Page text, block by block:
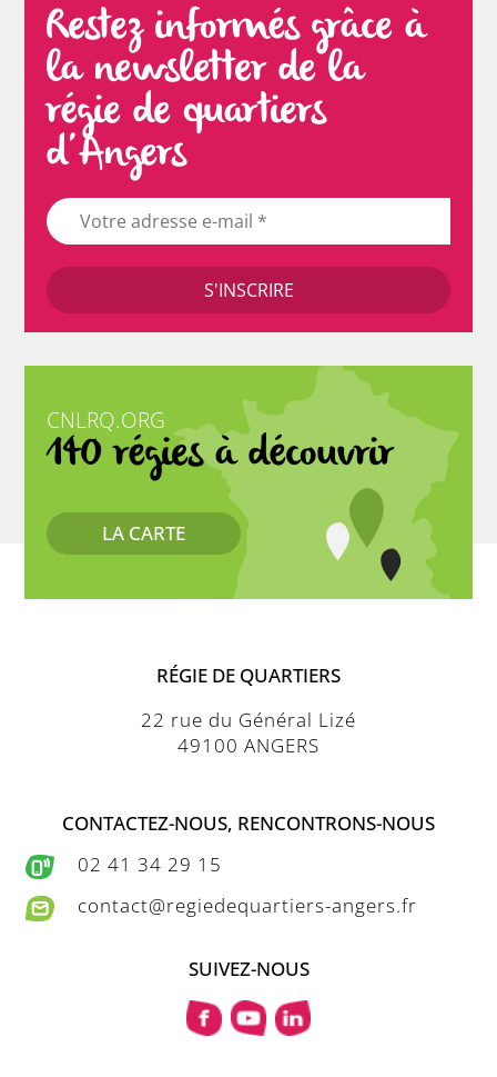
Restez informés grâce à
la newsletter de la
régie de quartiers
d’Angers
CNLRQ.ORG
140 régies à découvrir
LA CARTE
RÉGIE DE QUARTIERS
22 rue du Général Lizé
49100 ANGERS
CONTACTEZ-NOUS, RENCONTRONS-NOUS
02 41 34 29 15
contact@regiedequartiers-angers.fr
SUIVEZ-NOUS